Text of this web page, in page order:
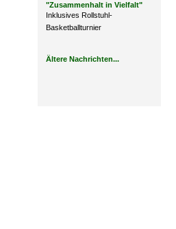
"Zusammenhalt in Vielfalt"
Inklusives Rollstuhl-
Basketballturnier
Ältere Nachrichten...